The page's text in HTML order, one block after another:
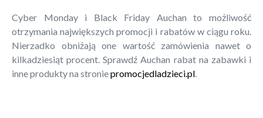
Cyber Monday i Black Friday Auchan to możliwość
otrzymania największych promocji i rabatów w ciągu roku.
Nierzadko obniżają one wartość zamówienia nawet o
kilkadziesiąt procent. Sprawdź Auchan rabat na zabawki i
inne produkty na stroniepromocjedladzieci.pl.